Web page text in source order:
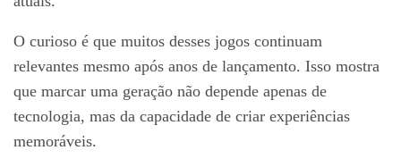
O curioso é que muitos desses jogos continuam
relevantes mesmo após anos de lançamento. Isso mostra
que marcar uma geração não depende apenas de
tecnologia, mas da capacidade de criar experiências
memoráveis.